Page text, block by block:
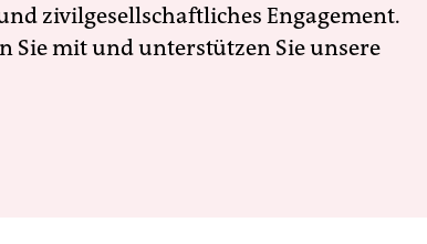
zivilgesellschaftliches Engagement.
Sie mit und unterstützen Sie unsere